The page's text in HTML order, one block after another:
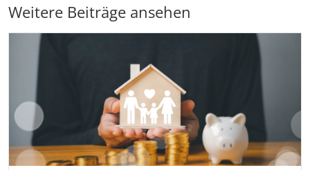
Weitere Beiträge ansehen